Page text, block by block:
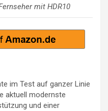
mit HDR10
im Test auf ganzer Linie
aktuell modernste
und einer